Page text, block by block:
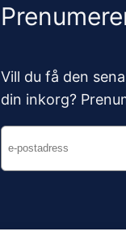
Vill du få den
din inkorg?